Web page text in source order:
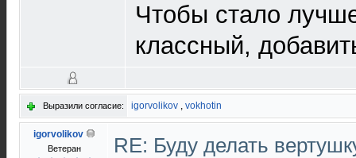
Чтобы стало
классный,
Выразили согласие: igorvolikov , vokhotin
igorvolikov
Ветеран
RE: Буду делать